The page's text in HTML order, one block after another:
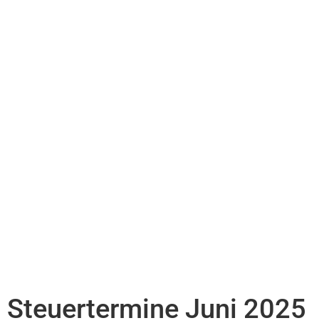
Steuertermine Juni 2025